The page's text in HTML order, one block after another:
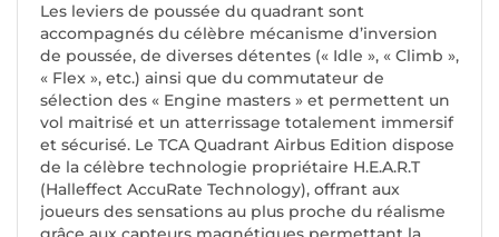
Les leviers de poussée du quadrant sont
accompagnés du célèbre mécanisme d’inversion
de poussée, de diverses détentes (« Idle », « Climb »,
« Flex », etc.) ainsi que du commutateur de
sélection des « Engine masters » et permettent un
vol maitrisé et un atterrissage totalement immersif
et sécurisé. Le TCA Quadrant Airbus Edition dispose
de la célèbre technologie propriétaire H.E.A.R.T
(Halleffect AccuRate Technology), offrant aux
joueurs des sensations au plus proche du réalisme